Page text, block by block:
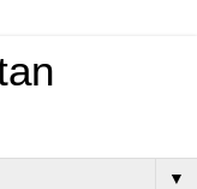
▼